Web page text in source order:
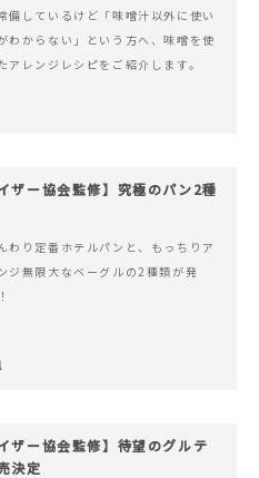
備しているけど「味噌汁以外に使い
わからない」という方へ、味噌を使
アレンジレシピをご紹介します。
ザー協会監修】究極のパン2種
わり定番ホテルパンと、もっちりア
ジ無限大なベーグルの2種類が発
ザー協会監修】待望のグルテ
決定